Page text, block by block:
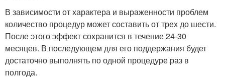
В зависимости от характера и выраженности проблем
количество процедур может составить от трех до шести.
После этого эффект сохранится в течение 24-30
месяцев. В последующем для его поддержания будет
достаточно выполнять по одной процедуре раз в
полгода.